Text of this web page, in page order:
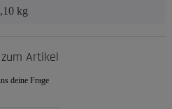
kg
Artikel
deine Frage